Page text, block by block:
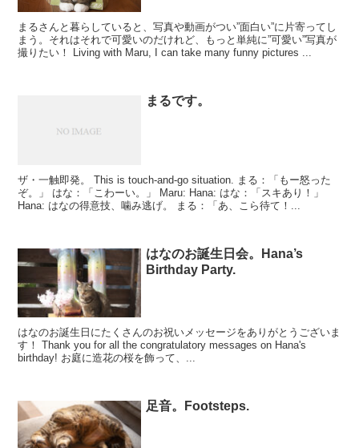
まるさんと暮らしていると、写真や動画がつい”面白い”に片寄ってし
まう。それはそれで可愛いのだけれど、もっと単純に”可愛い”写真が
撮りたい！ Living with Maru, I can take many funny pictures ...
まるです。
ザ・一触即発。 This is touch-and-go situation. まる：「もー怒った
ぞ。」 はな：「こわーい。」 Maru: Hana: はな：「スキあり！」
Hana: はなの得意技、噛み逃げ。 まる：「あ、こら待て！...
はなのお誕生日会。Hana’s
Birthday Party.
はなのお誕生日にたくさんのお祝いメッセージをありがとうございま
す！ Thank you for all the congratulatory messages on Hana's
birthday! お庭に造花の桜を飾って、...
足音。Footsteps.